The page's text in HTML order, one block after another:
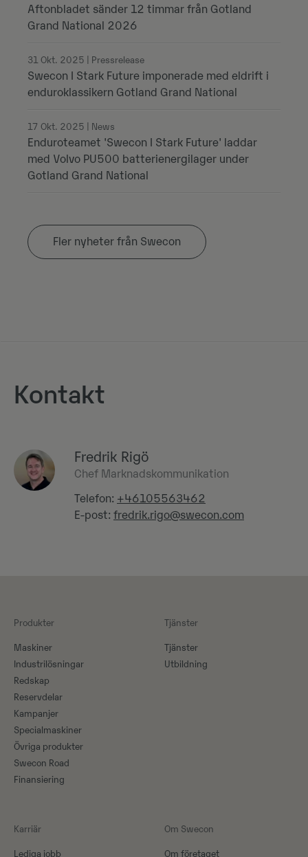
Aftonbladet sänder 12 timmar från Gotland
Grand National 2026
31 Okt. 2025 | Pressrelease
Swecon I Stark Future imponerade med eldrift i
enduroklassikern Gotland Grand National
17 Okt. 2025 | News
Enduroteamet 'Swecon I Stark Future' laddar
med Volvo PU500 batterienergilager under
Gotland Grand National
Fler nyheter från Swecon
Kontakt
Fredrik Rigö
Chef Marknadskommunikation
Telefon: +46105563462
E-post: fredrik.rigo@swecon.com
Produkter
Maskiner​
Industrilösningar
Redskap
Reservdelar
Kampanjer
Specialmaskiner
Övriga produkter
Swecon Road
Finansiering
Tjänster
Tjänster
Utbildning
Karriär
Lediga jobb
Om Swecon
Om företaget